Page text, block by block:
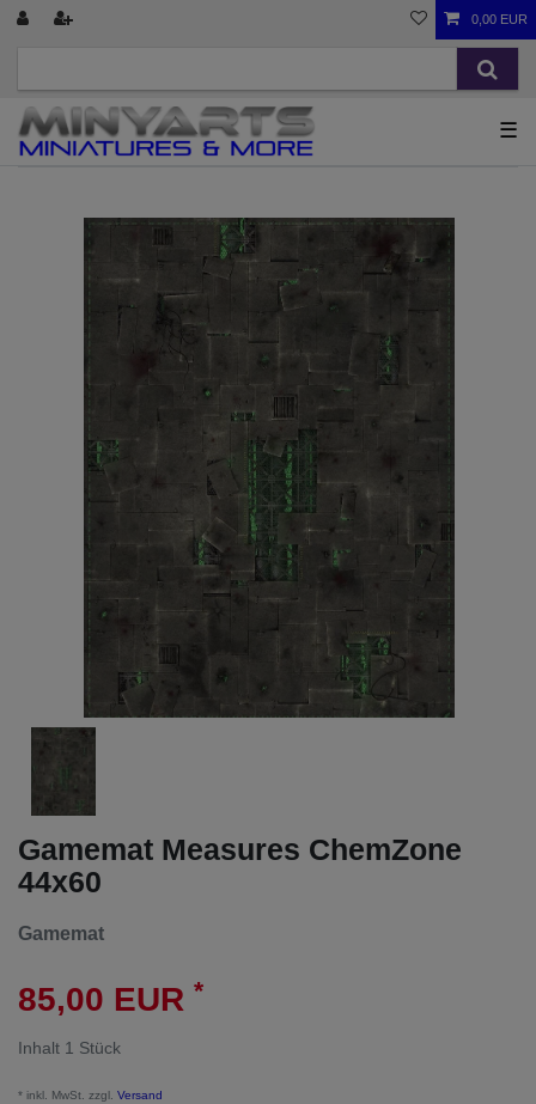
0,00 EUR
☰
Gamemat Measures ChemZone
44x60
Gamemat
85,00 EUR *
Inhalt 1 Stück
* inkl. MwSt. zzgl. Versand